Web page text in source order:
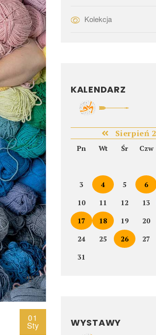
01
Sty
Kolekcja
KALENDARZ
Sierpień
Pn Wt Śr Czw
3
4 5 6
10
11 12 13
17
18 19 20
24
25 26 27
31
WYSTAWY